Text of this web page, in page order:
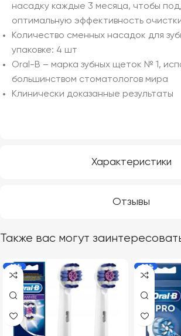
Характеристики
Отзывы
насадку каждые 3 месяца, чтобы
оптимальную эффективность
Количество сменных насадок для
упаковке: 4 шт
Oral-B – марка зубных щеток № 1,
большинством стоматологов мира
Клинически доказанные результаты
Также вас могут
-19% -29%